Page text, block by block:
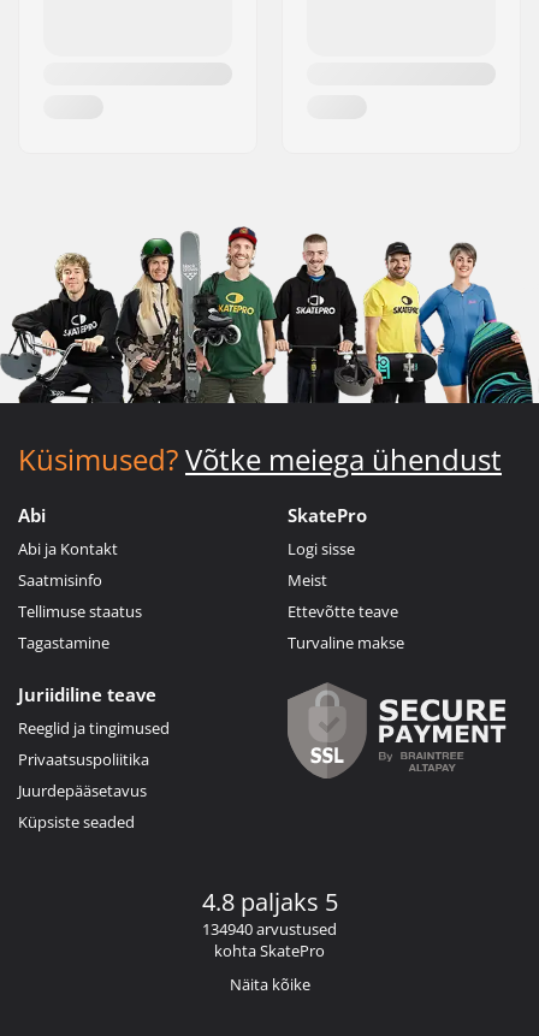
Küsimused?Võtke meiega ühendust
Abi
Abi ja Kontakt
Saatmisinfo
Tellimuse staatus
Tagastamine
SkatePro
Logi sisse
Meist
Ettevõtte teave
Turvaline makse
Juriidiline teave
Reeglid ja tingimused
Privaatsuspoliitika
Juurdepääsetavus
Küpsiste seaded
4.8 paljaks 5
134940 arvustused
kohta SkatePro
Näita kõike